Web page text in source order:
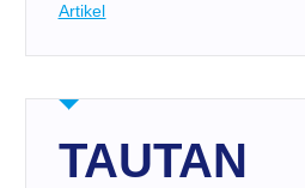
Artikel
TAUTAN